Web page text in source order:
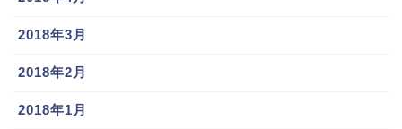
2018年3月
2018年2月
2018年1月